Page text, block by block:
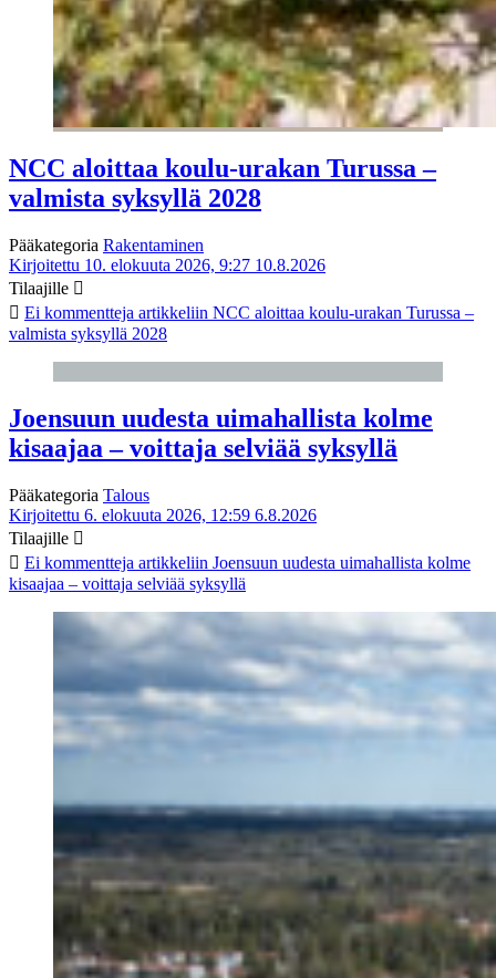
NCC aloittaa koulu-urakan Turussa –
valmista syksyllä 2028
Pääkategoria Rakentaminen
Kirjoitettu 10. elokuuta 2026, 9:27 10.8.2026
Tilaajille
Ei kommentteja artikkeliin NCC aloittaa koulu-urakan Turussa –
valmista syksyllä 2028
Joensuun uudesta uimahallista kolme
kisaajaa – voittaja selviää syksyllä
Pääkategoria Talous
Kirjoitettu 6. elokuuta 2026, 12:59 6.8.2026
Tilaajille
Ei kommentteja artikkeliin Joensuun uudesta uimahallista kolme
kisaajaa – voittaja selviää syksyllä